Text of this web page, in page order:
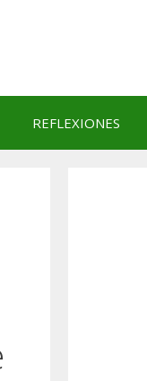
REFLEXIONES